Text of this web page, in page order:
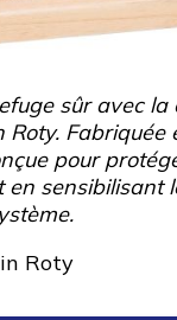
sûr avec la
Roty. Fabriquée
pour
sensibilisant
Roty